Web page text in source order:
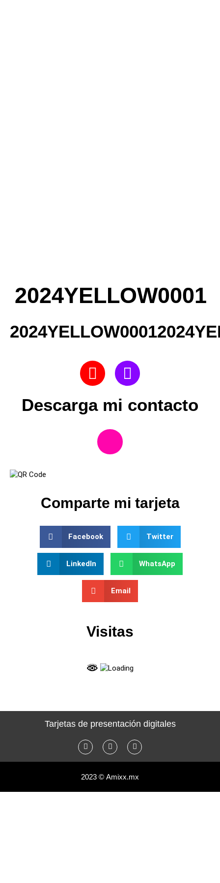
2024YELLOW0001
Descarga mi contacto
Comparte mi tarjeta
Facebook Twitter
LinkedIn WhatsApp
Email
Visitas
Tarjetas de presentación digitales
2023 © Amixx.mx